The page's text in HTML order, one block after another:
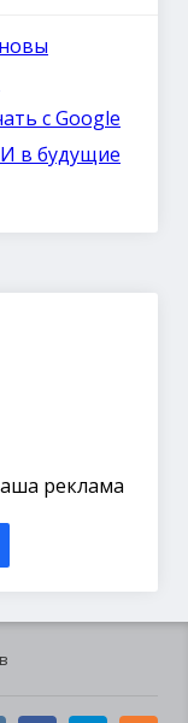
с Google
в будущие
реклама